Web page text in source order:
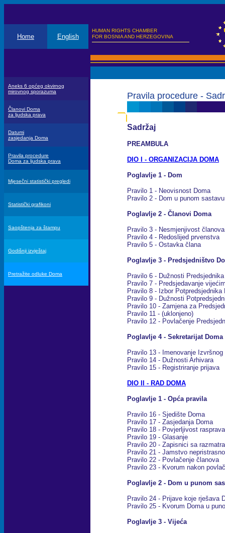
HUMAN RIGHTS CHAMBER
FOR BOSNIA AND HERZEGOVINA
Home English
Aneks 6 općeg okvirnog
mirovnog sporazuma
Članovi Doma
za ljudska prava
Datumi
zasjedanja Doma
Pravila procedure
Doma za ljudska prava
Mjesečni statistički pregledi
Statistički grafikoni
Saopštenja za štampu
Godišnji izvještaj
Pretražite odluke Doma
Pravila procedure -
Sadržaj
PREAMBULA
DIO I - ORGANIZACIJA DOMA
Poglavlje 1 - Dom
Pravilo 1 - Neovisnost Doma
Pravilo 2 - Dom u punom
Poglavlje 2 - Članovi Doma
Pravilo 3 - Nesmjenjivost
Pravilo 4 - Redoslijed prvenstva
Pravilo 5 - Ostavka člana
Poglavlje 3 - Predsjedništvo
Pravilo 6 - Dužnosti
Pravilo 7 - Predsjedavanje
Pravilo 8 - Izbor Potpredsjednika
Pravilo 9 - Dužnosti
Pravilo 10 - Zamjena za
Pravilo 11 - (uklonjeno)
Pravilo 12 - Povlačenje
Poglavlje 4 - Sekretarijat Doma
Pravilo 13 - Imenovanje
Pravilo 14 - Dužnosti Arhivara
Pravilo 15 - Registriranje prijava
DIO II - RAD DOMA
Poglavlje 1 - Opća pravila
Pravilo 16 - Sjedište Doma
Pravilo 17 - Zasjedanja Doma
Pravilo 18 - Povjerljivost rasprava
Pravilo 19 - Glasanje
Pravilo 20 - Zapisnici sa
Pravilo 21 - Jamstvo
Pravilo 22 - Povlačenje članova
Pravilo 23 - Kvorum nakon
Poglavlje 2 - Dom u punom
Pravilo 24 - Prijave koje rješava
Pravilo 25 - Kvorum Doma u
Poglavlje 3 - Vijeća